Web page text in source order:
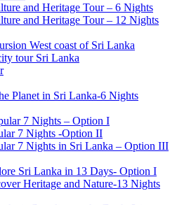
and Heritage Tour – 6 Nights
and Heritage Tour – 12 Nights
West coast of Sri Lanka
tour Sri Lanka
Planet in Sri Lanka-6 Nights
7 Nights – Option I
7 Nights -Option II
7 Nights in Sri Lanka – Option III
Sri Lanka in 13 Days- Option I
Heritage and Nature-13 Nights